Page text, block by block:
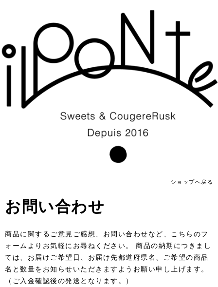
ショップへ戻る
お問い合わせ
商品に関するご意見ご感想、お問い合わせなど、こちらのフ
ォームよりお気軽にお尋ねください。 商品の納期につきまし
ては、お届けご希望日、お届け先都道府県名、ご希望の商品
名と数量をお知らせいただきますようお願い申し上げます。
（ご入金確認後の発送となります。）